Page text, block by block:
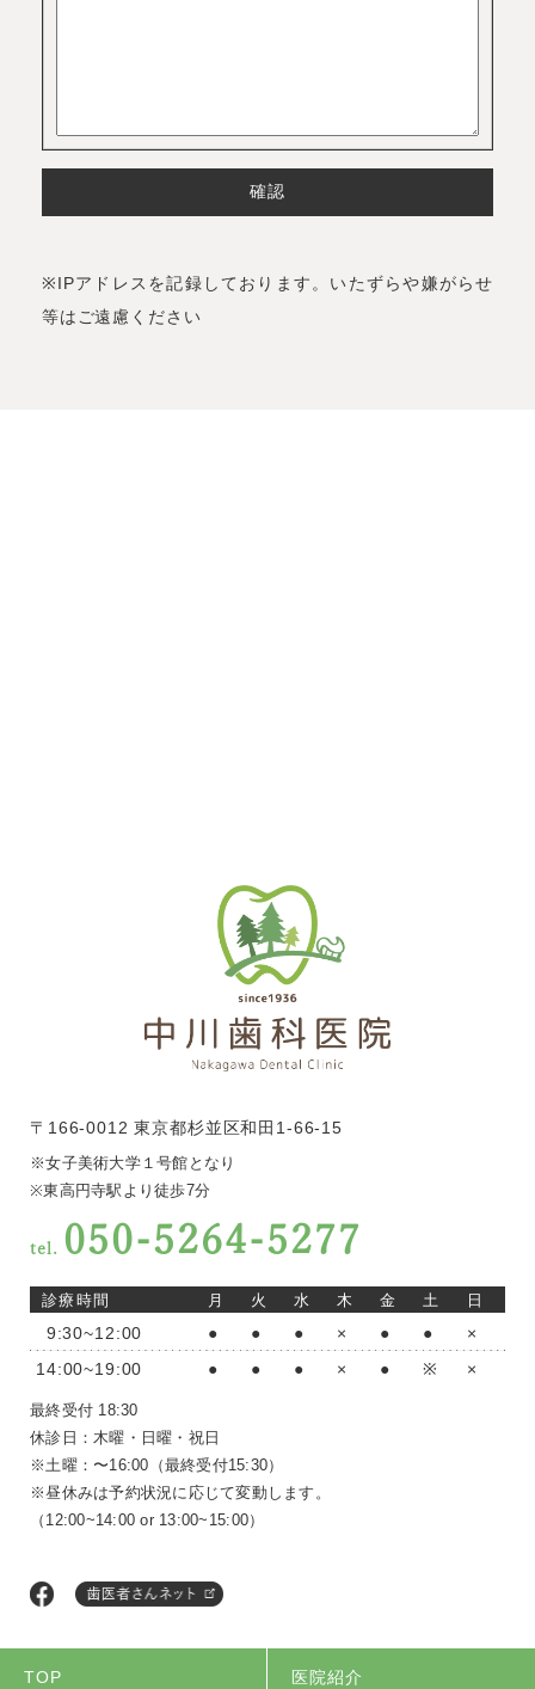
※IPアドレスを記録しております。いたずらや嫌がらせ
等はご遠慮ください
〒166-0012 東京都杉並区和田1-66-15
※女子美術大学１号館となり
※東高円寺駅より徒歩7分
tel. 050-5264-5277
診療時間 月 火 水 木 金 土 日
9:30~12:00 ● ● ● × ● ●
×
14:00~19:00
● ● ● × ● ※ ×
最終受付 18:30
休診日：木曜・日曜・祝日
※土曜：〜16:00（最終受付15:30）
※昼休みは予約状況に応じて変動します。
（12:00~14:00 or 13:00~15:00）
TOP 医院紹介